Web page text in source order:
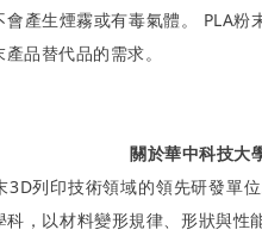
產生煙霧或有毒氣體。 PLA
品替代品的需求。
關於華中科技大
3D列印技術領域的領先研發單
科，以材料變形規律、形狀與